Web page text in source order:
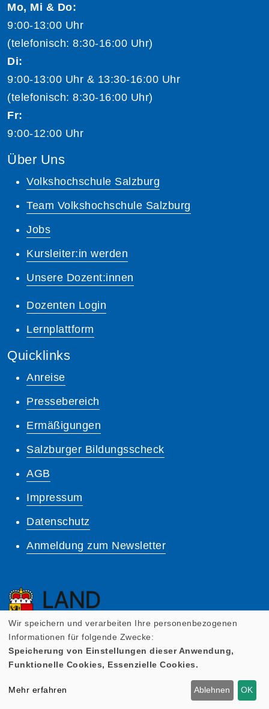
Mo, Mi & Do:
9:00-13:00 Uhr
(telefonisch: 8:30-16:00 Uhr)
Di:
9:00-13:00 Uhr & 13:30-16:00 Uhr
(telefonisch: 8:30-16:00 Uhr)
Fr:
9:00-12:00 Uhr
Über Uns
Volkshochschule Salzburg
Team Volkshochschule Salzburg
Jobs
Kursleiter:in werden
Unsere Dozent:innen
Dozenten Login
Lernplattform
Quicklinks
Anreise
Pressebereich
Ermäßigungen
Salzburger Bildungsscheck
AGB
Impressum
Datenschutz
Anmeldung zum Newsletter
Wir speichern und verarbeiten Ihre personenbezogenen
Informationen für folgende Zwecke:
Speicherung von Einstellungen dieser Anwendung,
Funktionelle Cookies, Essenzielle Cookies.
Mehr erfahren Ablehnen OK